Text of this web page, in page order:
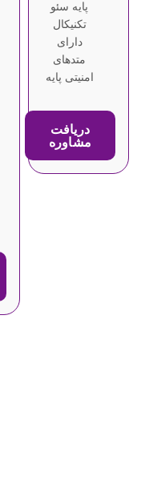
پایه سئو
تکنیکال
دارای
متدهای
امنیتی پایه
دریافت
مشاوره